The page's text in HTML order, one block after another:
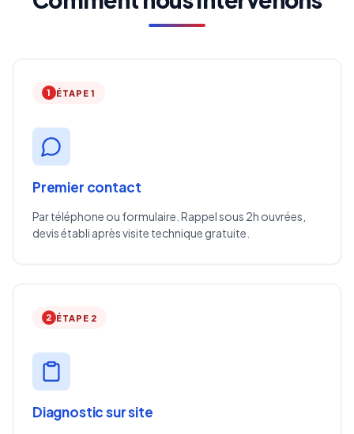
1 ÉTAPE 1
Premier contact
Par téléphone ou formulaire. Rappel sous 2h ouvrées,
devis établi après visite technique gratuite.
2 ÉTAPE 2
Diagnostic sur site